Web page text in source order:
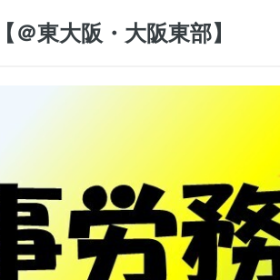
東大阪・大阪東部】